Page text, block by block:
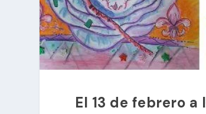
El 13 de febrero